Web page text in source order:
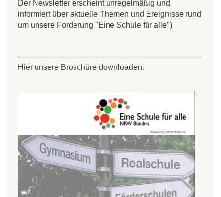
Der Newsletter erscheint unregelmäßig und
informiert über aktuelle Themen und Ereignisse rund
um unsere Forderung "Eine Schule für alle")
Hier unsere Broschüre downloaden: